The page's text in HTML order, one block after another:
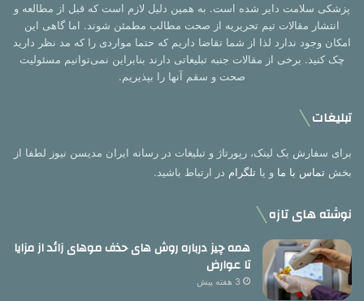
پزشکی سلامت دایر شده است. به همین دلیل لازم است که قبل از مطالعه و
انتشار مقالات تیم تحریریه از صحت مطالب مطمئن شوند. اما گاهی این
امکان وجود ندارد لذا از شما تقاضا داریم که حتما مواردی را که مد نظر دارید
چک کنید. برخی از مقالات جنبه تبلیغاتی دارند بنابراین نمی‌توانیم مسئولیت
صحت و سقم آنها را بپذیریم.
تبلیغات
برای سفارش بک لینک، رپورتاژ و تبلیغات در رسانه ایران مدیسن نیوز لطفا از
بخش تماس با ما و یا تلگرام در ارتباط باشید.
نوشته های تازه
همه چیز درباره روش های حذف موهای زائد از مزایا
تا عوارض
3 هفته پیش